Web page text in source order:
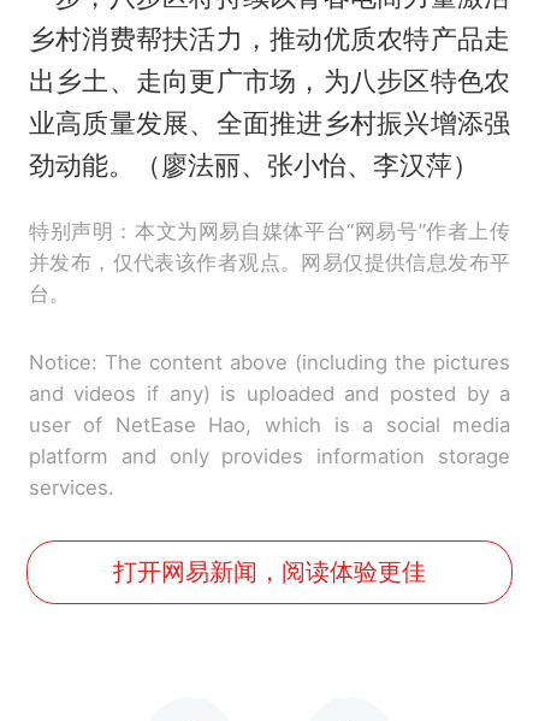
乡村消费帮扶活力，推动优质农特产品走
出乡土、走向更广市场，为八步区特色农
业高质量发展、全面推进乡村振兴增添强
劲动能。（廖法丽、张小怡、李汉萍）
特别声明：本文为网易自媒体平台“网易号”作者上传
并发布，仅代表该作者观点。网易仅提供信息发布平
台。
Notice: The content above (including the pictures
and videos if any) is uploaded and posted by a
user of NetEase Hao, which is a social media
platform and only provides information storage
services.
打开网易新闻，阅读体验更佳